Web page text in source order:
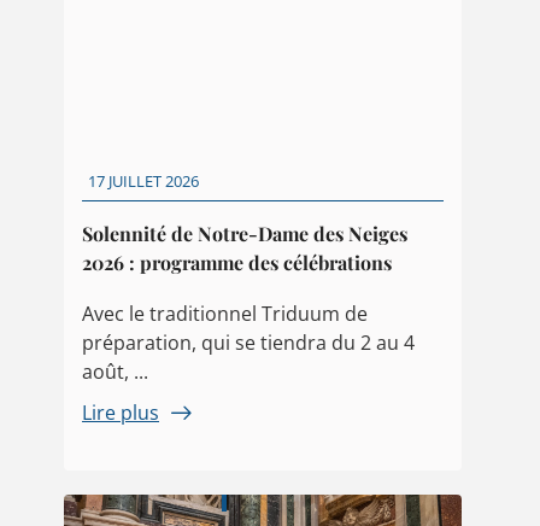
17 JUILLET 2026
Solennité de Notre-Dame des Neiges
2026 : programme des célébrations
Avec le traditionnel Triduum de
préparation, qui se tiendra du 2 au 4
août, ...
Lire plus